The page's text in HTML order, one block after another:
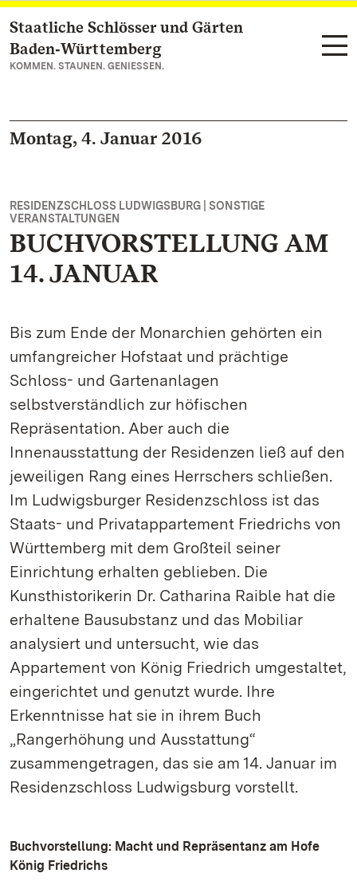
Zum Hauptinhalt springen
Staatliche Schlösser und Gärten
Baden‑Württemberg
KOMMEN. STAUNEN. GENIESSEN.
Montag, 4. Januar 2016
RESIDENZSCHLOSS LUDWIGSBURG | SONSTIGE
VERANSTALTUNGEN
BUCHVORSTELLUNG AM
14. JANUAR
Bis zum Ende der Monarchien gehörten ein
umfangreicher Hofstaat und prächtige
Schloss- und Gartenanlagen
selbstverständlich zur höfischen
Repräsentation. Aber auch die
Innenausstattung der Residenzen ließ auf den
jeweiligen Rang eines Herrschers schließen.
Im Ludwigsburger Residenzschloss ist das
Staats- und Privatappartement Friedrichs von
Württemberg mit dem Großteil seiner
Einrichtung erhalten geblieben. Die
Kunsthistorikerin Dr. Catharina Raible hat die
erhaltene Bausubstanz und das Mobiliar
analysiert und untersucht, wie das
Appartement von König Friedrich umgestaltet,
eingerichtet und genutzt wurde. Ihre
Erkenntnisse hat sie in ihrem Buch
„Rangerhöhung und Ausstattung“
zusammengetragen, das sie am 14. Januar im
Residenzschloss Ludwigsburg vorstellt.
Buchvorstellung: Macht und Repräsentanz am Hofe
König Friedrichs